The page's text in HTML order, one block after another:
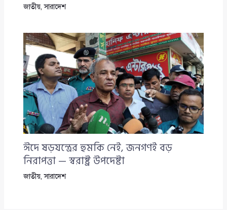
জাতীয়,সারাদেশ
ঈদে ষড়যন্ত্রের হুমকি নেই, জনগণই বড়
নিরাপত্তা — স্বরাষ্ট্র উপদেষ্টা
জাতীয়,সারাদেশ